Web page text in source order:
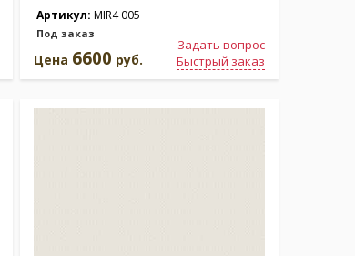
Артикул: MIR4 005
Под заказ
Задать вопрос
Быстрый заказ
Цена 6600 руб.